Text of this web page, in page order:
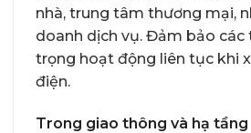
nhà, trung tâm thương mại,
doanh dịch vụ. Đảm bảo các
trọng hoạt động liên tục khi
điện.
Trong giao thông và hạ tầng